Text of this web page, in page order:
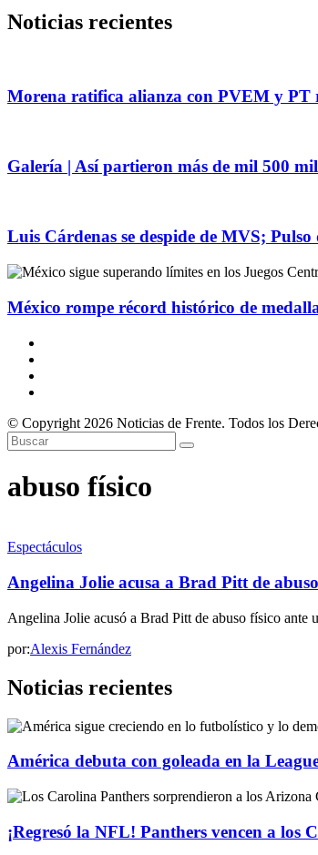
Noticias recientes
Morena ratifica alianza con PVEM y PT
Galería | Así partieron más de mil 500
Luis Cárdenas se despide de MVS;
México rompe récord histórico de
© Copyright 2026 Noticias de Frente. Todos los
abuso físico
Espectáculos
Angelina Jolie acusa a Brad Pitt de
Angelina Jolie acusó a Brad Pitt de abuso físico ante
por:Alexis Fernández
Noticias recientes
América debuta con goleada en la
¡Regresó la NFL! Panthers vencen a los